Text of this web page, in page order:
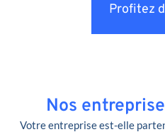
Profitez
Nos
Votre entreprise est-elle